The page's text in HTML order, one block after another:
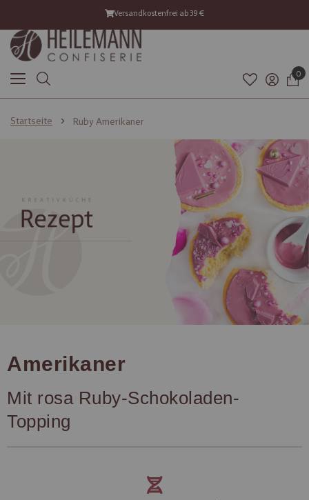
Optionalen Kühlversand ab 21°C mitbestellen – Versandstopp bei >25°C
Versand mit DHL GoGreen
0
Startseite Ruby Amerikaner
Amerikaner
Mit rosa Ruby-Schokoladen-
Topping